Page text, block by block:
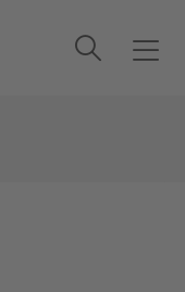
T
Suche